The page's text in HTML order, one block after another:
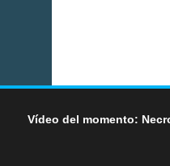
Vídeo del momento: